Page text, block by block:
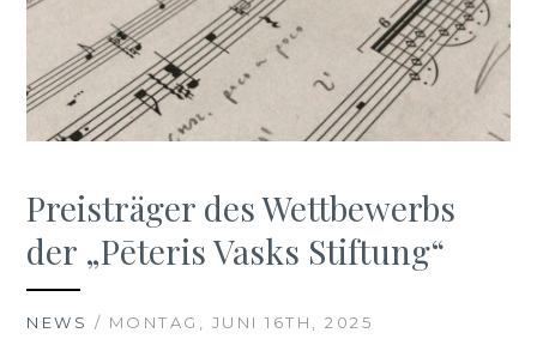
Preisträger des Wettbewerbs
der „Pēteris Vasks Stiftung“
NEWS / MONTAG, JUNI 16TH, 2025